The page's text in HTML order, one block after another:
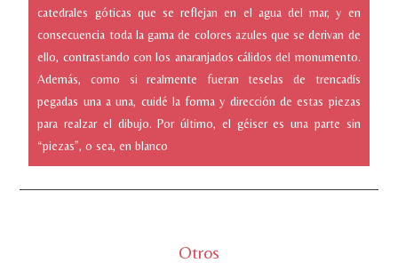
catedrales góticas que se reflejan en el agua del mar, y en
consecuencia toda la gama de colores azules que se derivan de
ello, contrastando con los anaranjados cálidos del monumento.
Además, como si realmente fueran teselas de trencadís
pegadas una a una, cuidé la forma y dirección de estas piezas
para realzar el dibujo. Por último, el géiser es una parte sin
“piezas”, o sea, en blanco
Otros